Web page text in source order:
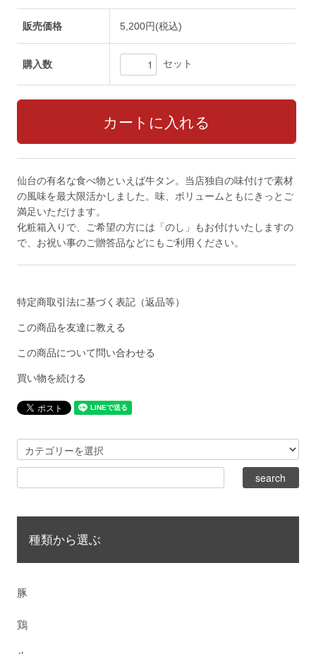
販売価格 5,200円(税込)
購入数 セット
仙台の有名な食べ物といえば牛タン。当店独自の味付けで素材
の風味を最大限活かしました。味、ボリュームともにきっとご
満足いただけます。
化粧箱入りで、ご希望の方には「のし」もお付けいたしますの
で、お祝い事のご贈答品などにもご利用ください。
特定商取引法に基づく表記（返品等）
この商品を友達に教える
この商品について問い合わせる
買い物を続ける
種類から選ぶ
豚
鶏